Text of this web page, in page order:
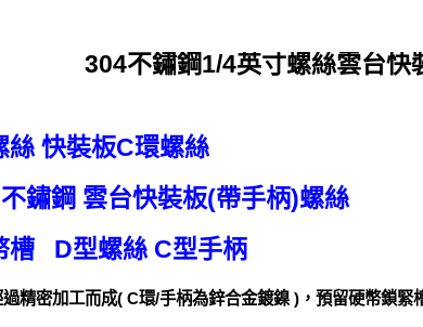
304不鏽鋼1/4英寸螺絲雲台快
絲 快裝板C環螺絲
鏽鋼 雲台快裝板(帶手柄)螺絲
槽 D型螺絲 C型手柄
精密加工而成( C環/手柄為鋅合金鍍鎳 )，預留硬幣鎖